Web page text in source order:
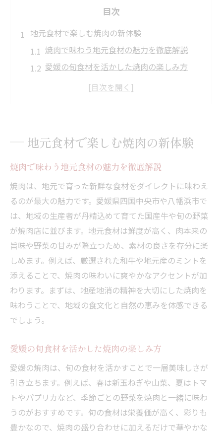
目次
地元食材で楽しむ焼肉の新体験
焼肉で味わう地元食材の魅力を徹底解説
愛媛の旬食材を活かした焼肉の楽しみ方
焼肉と新鮮野菜の相性が抜群な理由
ミント香る焼肉文化の奥深さとは
焼肉とミントの組み合わせが新しい体験に
ミントが焼肉の味わいを引き立てる理由
焼肉文化におけるミントの役割と歴史
焼肉を爽やかに楽しむミントの活用法
焼肉に合うミントベースのアレンジ方法
焼肉を彩るミントの効果と地域の工夫
焼肉を味わうなら地元の個性を堪能
焼肉で感じる四国中央市ならではの個性
焼肉店ごとの特徴と地域色を味わう方法
焼肉で楽しむ地元ならではの伝統食材
焼肉愛好家が語る地域ごとの魅力とは
食べ放題も満喫できる焼肉の魅力
焼肉食べ放題で地元グルメを堪能する方法
焼肉食べ放題プランの上手な選び方のコツ
地元食材で楽しむ焼肉の新体験
焼肉で味わう地元食材の魅力を徹底解説
焼肉は、地元で育った新鮮な食材をダイレクトに味わえ
るのが最大の魅力です。愛媛県四国中央市や八幡浜市で
は、地域の生産者が丹精込めて育てた国産牛や旬の野菜
が焼肉店に並びます。地元食材は鮮度が高く、肉本来の
旨味や野菜の甘みが際立つため、素材の良さを存分に楽
しめます。例えば、厳選された和牛や地元産のミントを
添えることで、焼肉の味わいに爽やかなアクセントが加
わります。まずは、地産地消の精神を大切にした焼肉を
味わうことで、地域の食文化と自然の恵みを体感できる
でしょう。
愛媛の旬食材を活かした焼肉の楽しみ方
愛媛の焼肉は、旬の食材を活かすことで一層美味しさが
引き立ちます。例えば、春は新玉ねぎや山菜、夏はトマ
トやパプリカなど、季節ごとの野菜を焼肉と一緒に味わ
うのがおすすめです。旬の食材は栄養価が高く、彩りも
豊かなので、焼肉の盛り合わせに加えるだけで華やかな